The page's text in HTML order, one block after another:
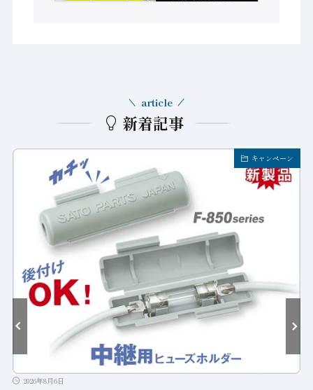
新着記事
article
キャンペーン
2026年8月6日